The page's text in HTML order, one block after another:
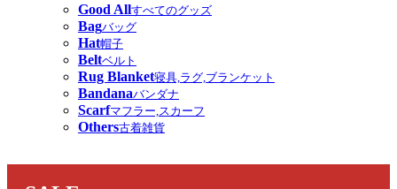
Good Allすべてのグッズ
Bagバッグ
Hat帽子
Beltベルト
Rug Blanket寝具,ラグ,ブランケット
Bandanaバンダナ
Scarfマフラー,スカーフ
Others古着雑貨